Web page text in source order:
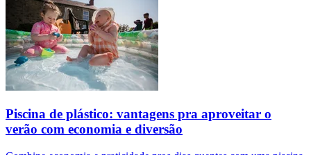
Piscina de plástico: vantagens pra aproveitar o
verão com economia e diversão